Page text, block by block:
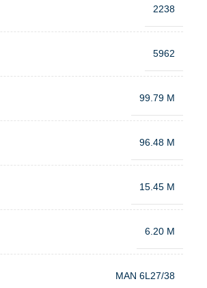
2238
5962
99.79 M
96.48 M
15.45 M
6.20 M
MAN 6L27/38